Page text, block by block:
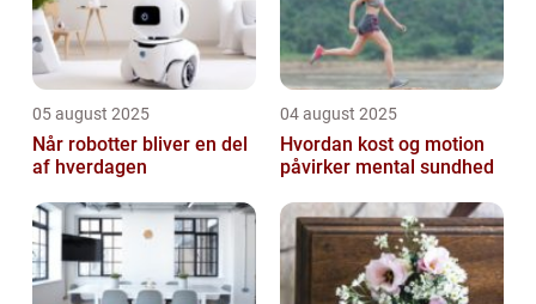
05 august 2025
Når robotter bliver en del
af hverdagen
04 august 2025
Hvordan kost og motion
påvirker mental sundhed